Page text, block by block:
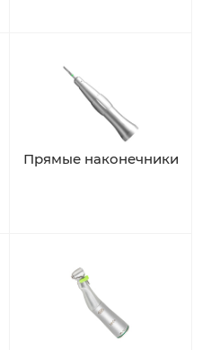
Прямые наконечники